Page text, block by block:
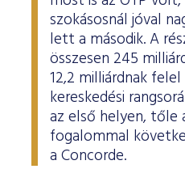
szokásosnál jóval
lett a második. A
összesen 245
12,2 milliárdnak
kereskedési
az első helyen, tőle
fogalommal
a Concorde.